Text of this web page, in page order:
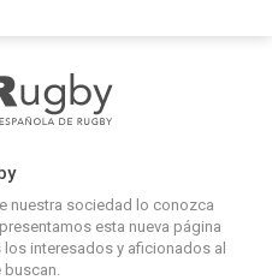
nuestra sociedad lo conozca
esta nueva página
interesados y aficionados al
buscan.